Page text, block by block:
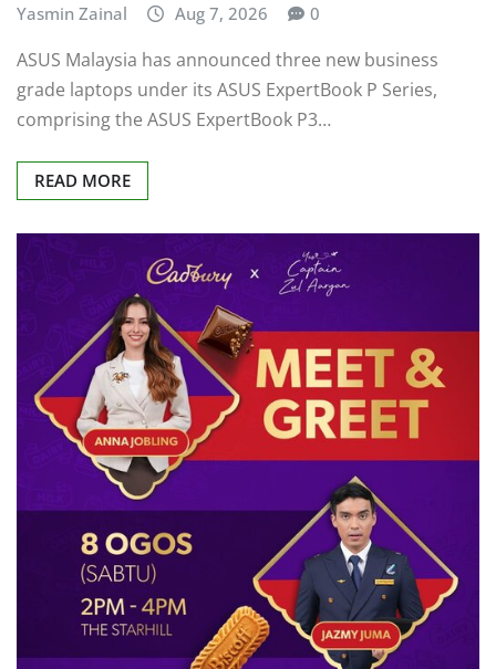
Yasmin Zainal Aug 7, 2026 0
ASUS Malaysia has announced three new business
grade laptops under its ASUS ExpertBook P Series,
comprising the ASUS ExpertBook P3…
READ MORE